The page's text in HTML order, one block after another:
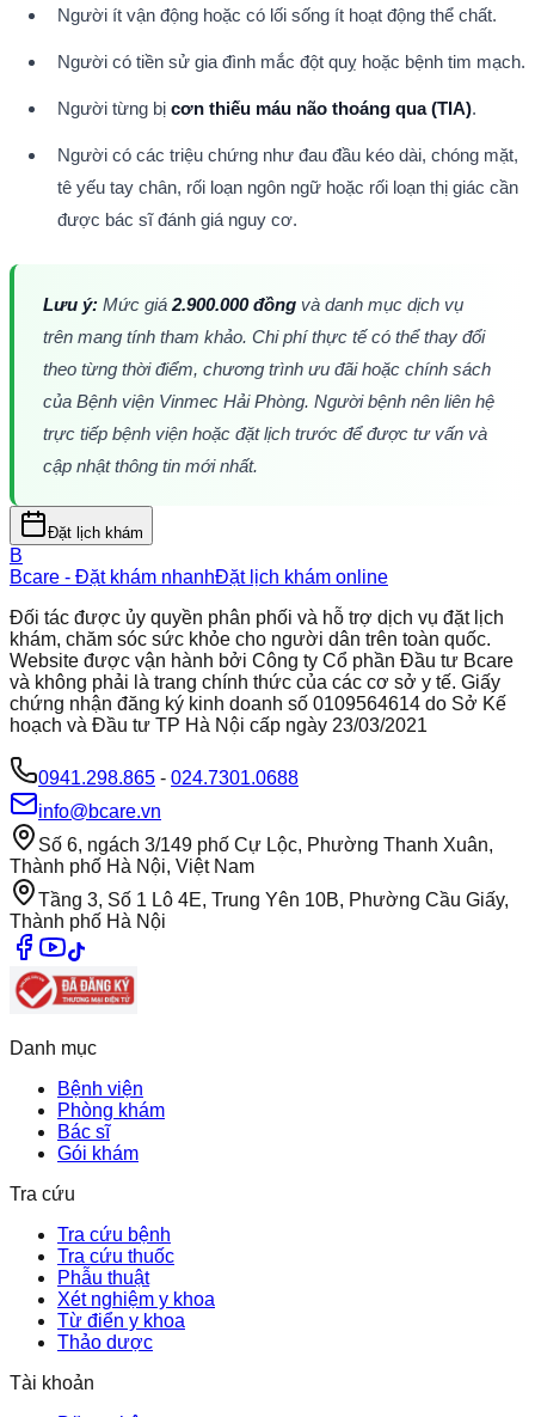
Người ít vận động hoặc có lối sống ít hoạt động thể chất.
Người có tiền sử gia đình mắc đột quỵ hoặc bệnh tim mạch.
Người từng bị cơn thiếu máu não thoáng qua (TIA).
Người có các triệu chứng như đau đầu kéo dài, chóng mặt,
tê yếu tay chân, rối loạn ngôn ngữ hoặc rối loạn thị giác cần
được bác sĩ đánh giá nguy cơ.
Lưu ý: Mức giá 2.900.000 đồng và danh mục dịch vụ
trên mang tính tham khảo. Chi phí thực tế có thể thay đổi
theo từng thời điểm, chương trình ưu đãi hoặc chính sách
của Bệnh viện Vinmec Hải Phòng. Người bệnh nên liên hệ
trực tiếp bệnh viện hoặc đặt lịch trước để được tư vấn và
cập nhật thông tin mới nhất.
Đặt lịch khám
B
Bcare - Đặt khám nhanhĐặt lịch khám online
Đối tác được ủy quyền phân phối và hỗ trợ dịch vụ đặt lịch
khám, chăm sóc sức khỏe cho người dân trên toàn quốc.
Website được vận hành bởi Công ty Cổ phần Đầu tư Bcare
và không phải là trang chính thức của các cơ sở y tế. Giấy
chứng nhận đăng ký kinh doanh số 0109564614 do Sở Kế
hoạch và Đầu tư TP Hà Nội cấp ngày 23/03/2021
0941.298.865 - 024.7301.0688
info@bcare.vn
Số 6, ngách 3/149 phố Cự Lộc, Phường Thanh Xuân,
Thành phố Hà Nội, Việt Nam
Tầng 3, Số 1 Lô 4E, Trung Yên 10B, Phường Cầu Giấy,
Thành phố Hà Nội
Danh mục
Bệnh viện
Phòng khám
Bác sĩ
Gói khám
Tra cứu
Tra cứu bệnh
Tra cứu thuốc
Phẫu thuật
Xét nghiệm y khoa
Từ điển y khoa
Thảo dược
Tài khoản